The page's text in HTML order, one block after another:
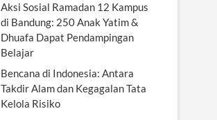
Aksi Sosial Ramadan 12 Kampus
di Bandung: 250 Anak Yatim &
Dhuafa Dapat Pendampingan
Belajar
Bencana di Indonesia: Antara
Takdir Alam dan Kegagalan Tata
Kelola Risiko